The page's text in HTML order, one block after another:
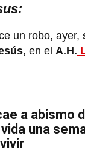
un robo, ayer,
en el A.H.
a abismo
una